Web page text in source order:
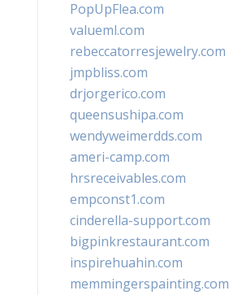
PopUpFlea.com
valueml.com
rebeccatorresjewelry.com
jmpbliss.com
drjorgerico.com
queensushipa.com
wendyweimerdds.com
ameri-camp.com
hrsreceivables.com
empconst1.com
cinderella-support.com
bigpinkrestaurant.com
inspirehuahin.com
memmingerspainting.com